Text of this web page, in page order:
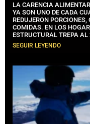
LA CARENCIA
YA SON UNO DE CADA
REDUJERON
COMIDAS. EN LOS
ESTRUCTURAL TREPA AL
SEGUIR LEYENDO